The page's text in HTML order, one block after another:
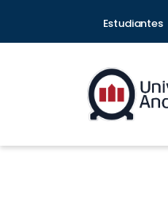
Estudiantes